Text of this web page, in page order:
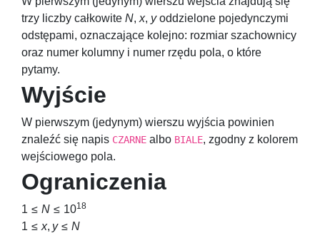
trzy liczby całkowite N, x, yoddzielone pojedynczymi
odstępami, oznaczające kolejno: rozmiar szachownicy
oraz numer kolumny i numer rzędu pola, o które
pytamy.
Wyjście
W pierwszym (jedynym) wierszu wyjścia powinien
znaleźć się napis CZARNE albo BIALE, zgodny z kolorem
wejściowego pola.
Ograniczenia
1 ≤ N ≤ 1018
1 ≤ x, y≤ N